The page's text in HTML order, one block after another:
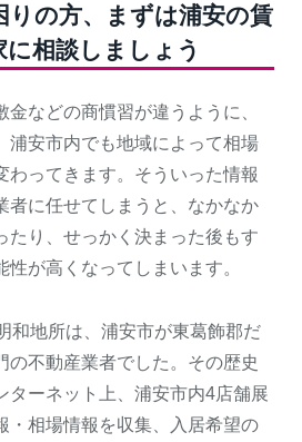
りの方、まずは浦安の賃
相談しましょう
などの商慣習が違うように、
浦安市内でも地域によって相場
わってきます。そういった情報
者に任せてしまうと、なかなか
たり、せっかく決まった後もす
性が高くなってしまいます。
和地所は、浦安市が東葛飾郡だ
の不動産業者でした。その歴史
ターネット上、浦安市内4店舗展
・相場情報を収集、入居希望の